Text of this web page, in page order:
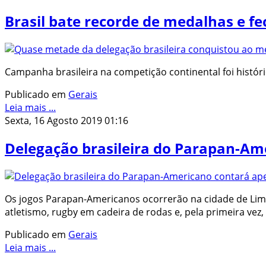
Brasil bate recorde de medalhas e
Campanha brasileira na competição continental foi
Publicado em Gerais
Leia mais ...
Sexta, 16 Agosto 2019 01:16
Delegação brasileira do Parapan-
Os jogos Parapan-Americanos ocorrerão na cidade de
atletismo, rugby em cadeira de rodas e, pela primeira
Publicado em Gerais
Leia mais ...